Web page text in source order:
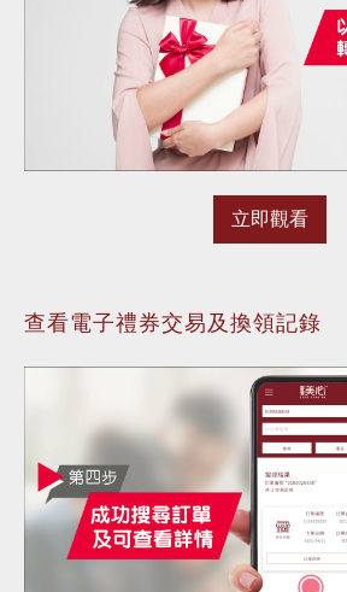
立即觀看
查看電子禮券交易及換領記錄